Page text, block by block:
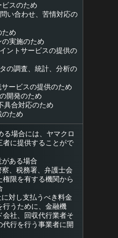
スのため
い合わせ、苦情対応の
ため
実施のため
ントサービスの提供の
の調査、統計、分析の
ービスの提供のため
開発のため
具合対応のため
のため
る場合には、ヤマクロ
者に提供することがで
ある場合
、税務署、弁護士会
権限を有する機関から
対し支払うべき料金
行うために、金融機
会社、回収代行業者そ
行を行う事業者に開